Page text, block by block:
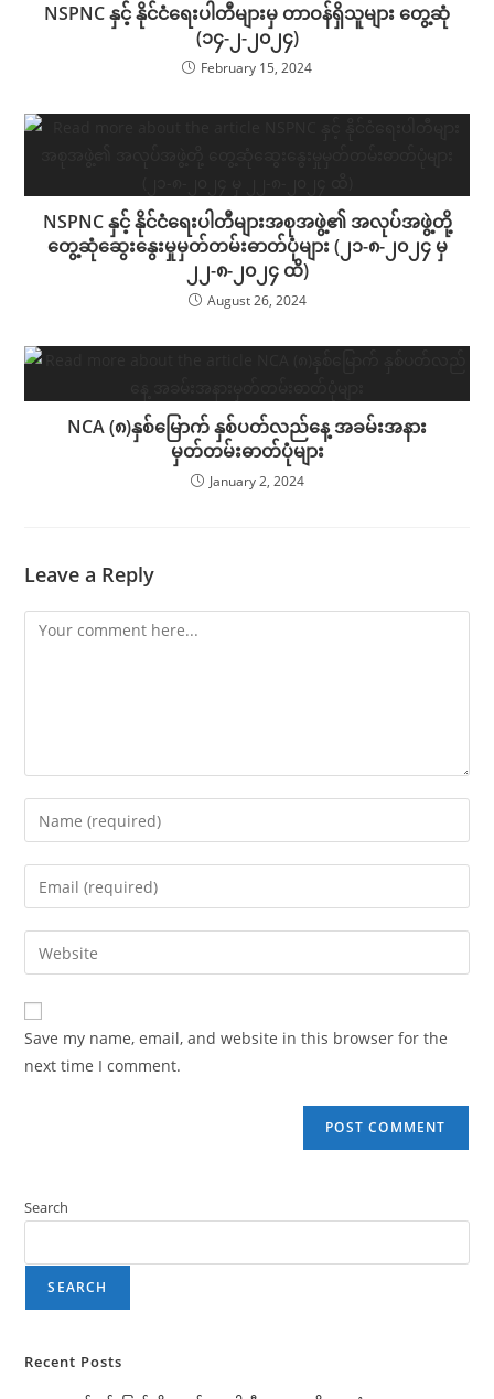
NSPNC နှင့် နိုင်ငံရေးပါတီများမှ တာဝန်ရှိသူများ တွေ့ဆုံ
(၁၄-၂-၂၀၂၄)
February 15, 2024
NSPNC နှင့် နိုင်ငံရေးပါတီများအစုအဖွဲ့၏ အလုပ်အဖွဲ့တို့
တွေ့ဆုံဆွေးနွေးမှုမှတ်တမ်းဓာတ်ပုံများ (၂၁-၈-၂၀၂၄ မှ
၂၂-၈-၂၀၂၄ ထိ)
August 26, 2024
NCA (၈)နှစ်မြောက် နှစ်ပတ်လည်နေ့ အခမ်းအနား
မှတ်တမ်းဓာတ်ပုံများ
January 2, 2024
Leave a Reply
Save my name, email, and website in this browser for the
next time I comment.
Search
SEARCH
Recent Posts